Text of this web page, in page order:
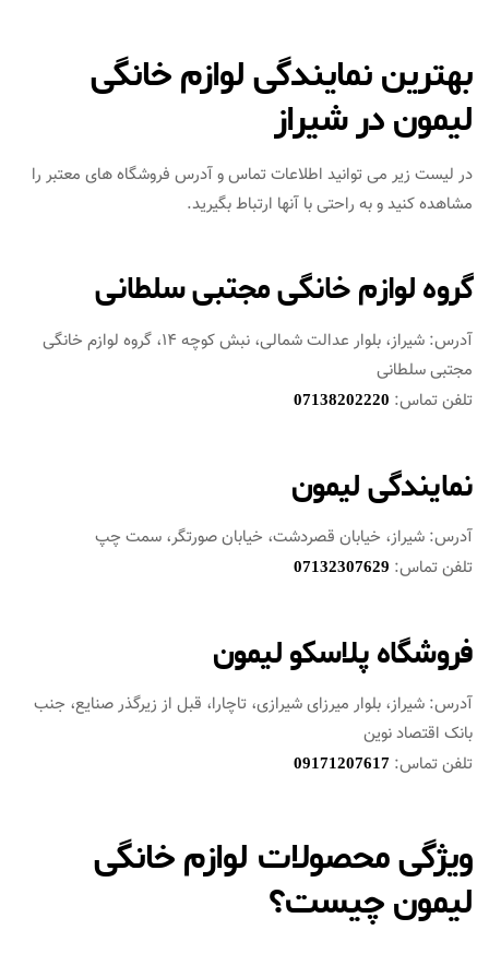
بهترین نمایندگی لوازم خانگی
لیمون در شیراز
در لیست زیر می توانید اطلاعات تماس و آدرس فروشگاه های معتبر را
مشاهده کنید و به راحتی با آنها ارتباط بگیرید.
گروه لوازم خانگی مجتبی سلطانی
آدرس: شیراز، بلوار عدالت شمالی، نبش کوچه 14، گروه لوازم خانگی
مجتبی سلطانی
تلفن تماس: 07138202220
نمایندگی لیمون
آدرس: شیراز، خیابان قصردشت، خیابان صورتگر، سمت چپ
تلفن تماس: 07132307629
فروشگاه پلاسکو لیمون
آدرس: شیراز، بلوار میرزای شیرازی، تاچارا، قبل از زیرگذر صنایع، جنب
بانک اقتصاد نوین
تلفن تماس: 09171207617
ویژگی محصولات لوازم خانگی
لیمون چیست؟